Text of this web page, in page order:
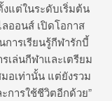
แต่ในระดับเริ่มต้น
ออนส์ เปิดโอกาส
การเรียนรู้กีฬารักบี้
เล่นกีฬาและเตรียม
อเท่านั้น แต่ยังรวม
การใช้ชีวิตอีกด้วย”